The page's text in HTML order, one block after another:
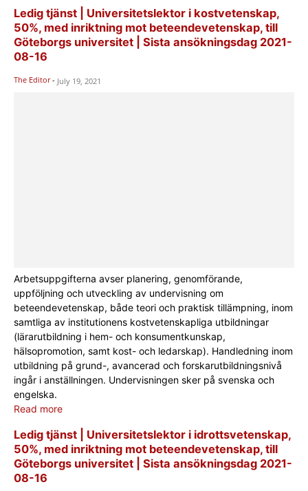
Ledig tjänst | Universitetslektor i kostvetenskap,
50%, med inriktning mot beteendevetenskap, till
Göteborgs universitet | Sista ansökningsdag 2021-
08-16
The Editor - July 19, 2021
Arbetsuppgifterna avser planering, genomförande,
uppföljning och utveckling av undervisning om
beteendevetenskap, både teori och praktisk tillämpning, inom
samtliga av institutionens kostvetenskapliga utbildningar
(lärarutbildning i hem- och konsumentkunskap,
hälsopromotion, samt kost- och ledarskap). Handledning inom
utbildning på grund-, avancerad och forskarutbildningsnivå
ingår i anställningen. Undervisningen sker på svenska och
engelska.
Read more
Ledig tjänst | Universitetslektor i idrottsvetenskap,
50%, med inriktning mot beteendevetenskap, till
Göteborgs universitet | Sista ansökningsdag 2021-
08-16